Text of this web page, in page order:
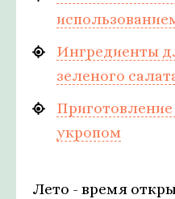
Ингредиенты
зеленого
Приготовление
укропом
Лето - время